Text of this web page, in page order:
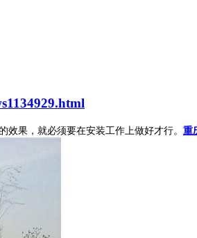
效果，就必须要在安装工作上做好才行。 重